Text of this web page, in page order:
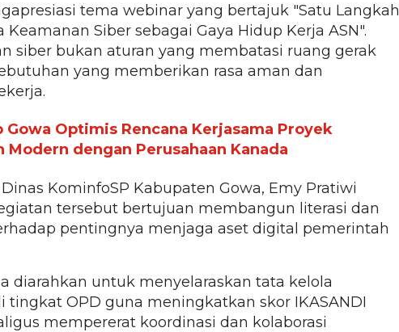
tema webinar yang bertajuk "Satu Langkah
Keamanan Siber sebagai Gaya Hidup Kerja ASN".
siber bukan aturan yang membatasi ruang gerak
yang memberikan rasa aman dan
Gowa Optimis Rencana Kerjasama Proyek
Modern dengan Perusahaan Kanada
KominfoSP Kabupaten Gowa, Emy Pratiwi
tersebut bertujuan membangun literasi dan
pentingnya menjaga aset digital pemerintah
diarahkan untuk menyelaraskan tata kelola
tingkat OPD guna meningkatkan skor IKASANDI
mempererat koordinasi dan kolaborasi